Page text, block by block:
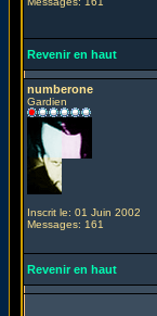
Revenir en haut
numberone
Gardien
Inscrit le: 01 Juin 2002
Messages: 161
Revenir en haut